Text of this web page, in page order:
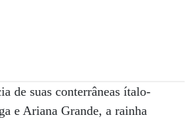
de suas conterrâneas ítalo-
e Ariana Grande, a rainha